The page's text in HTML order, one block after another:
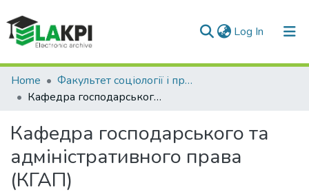
Log In (current)
Communities & Collections
All of DSpace
Statistics
Home
Факультет соціології і права (ФСП)
Кафедра господарського та адміністративного права (КГАП)
Кафедра господарського та
адміністративного права
(КГАП)